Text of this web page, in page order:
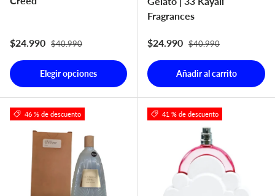
Precio de venta
$24.990 Precio normal
$40.990
Elegir opciones
Fragrances
Precio de venta
$24.990 Precio normal
$40.990
Añadir al carrito
46 % de descuento 41 % de descuento